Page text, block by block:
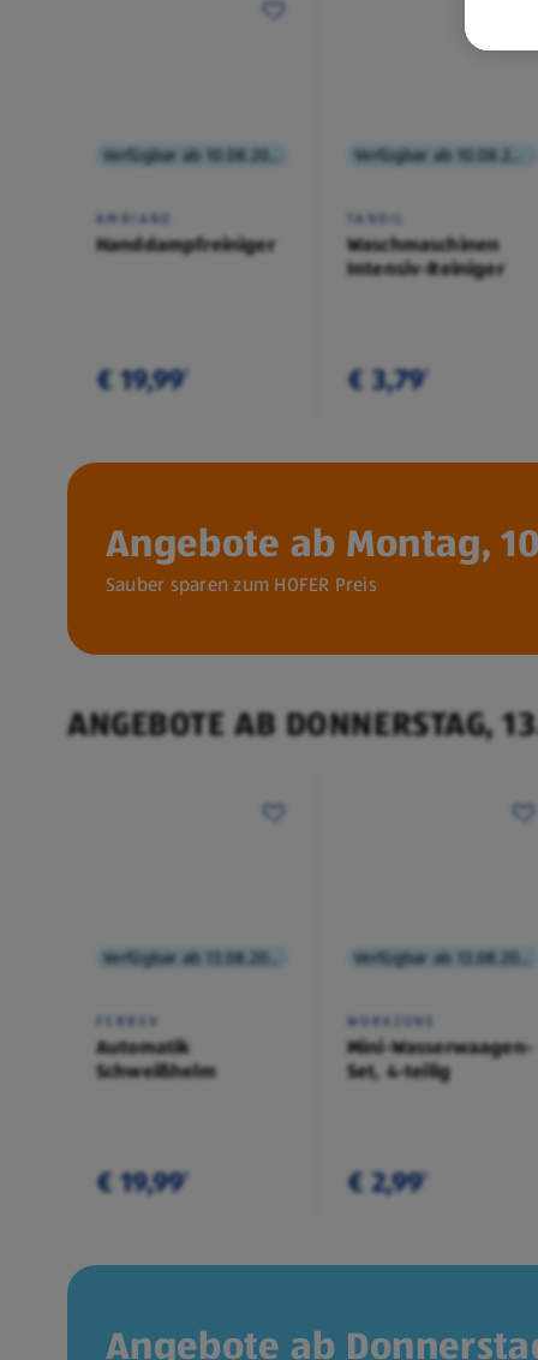
AMBIANO
Handdampfreiniger
€ 19,99¹
TANDIL
Waschmaschinen
Intensiv-Reiniger
€ 3,79¹
Angebote ab Montag,
Sauber sparen zum HOFER Preis
ANGEBOTE AB DONNERSTAG,
FERREX
Automatik
Schweißhelm
€ 19,99¹
WORKZONE
Mini-Wasserwaagen-
Set, 4-teilig
€ 2,99¹
Angebote ab